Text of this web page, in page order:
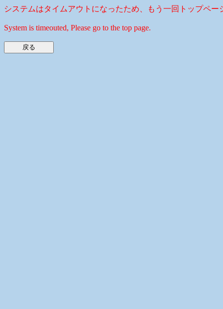
システムはタイムアウトになったため、もう一回トップペー
System is timeouted, Please go to the top page.